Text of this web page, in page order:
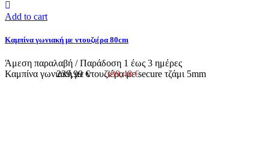
Add to cart
Καμπίνα γωνιακή με ντουζιέρα 80cm
Άμεση παραλαβή / Παράδoση 1 έως 3 ημέρες
239,99 €
339,48 €
Καμπίνα γωνιακή με ντουζιέρα με secure τζάμι 5mm